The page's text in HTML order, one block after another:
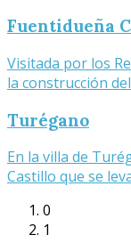
Fuentidueña
Visitada por los
la construcción
Turégano
En la villa de
Castillo que se
0
1